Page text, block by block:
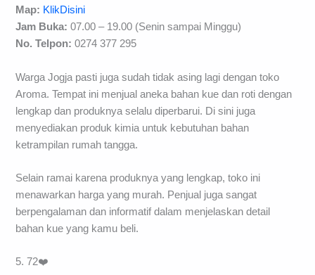
Map: KlikDisini
Jam Buka: 07.00 – 19.00 (Senin sampai Minggu)
No. Telpon: 0274 377 295
Warga Jogja pasti juga sudah tidak asing lagi dengan toko
Aroma. Tempat ini menjual aneka bahan kue dan roti dengan
lengkap dan produknya selalu diperbarui. Di sini juga
menyediakan produk kimia untuk kebutuhan bahan
ketrampilan rumah tangga.
Selain ramai karena produknya yang lengkap, toko ini
menawarkan harga yang murah. Penjual juga sangat
berpengalaman dan informatif dalam menjelaskan detail
bahan kue yang kamu beli.
5. 72❤️